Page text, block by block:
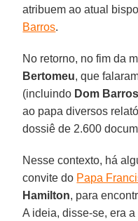
atribuem ao atual
Barros.
No retorno, no fim da
Bertomeu, que
(incluindo Dom Barros
ao papa diversos
dossiê de 2.600
Nesse contexto, há
convite do Papa
Hamilton, para
A ideia, disse-se, era